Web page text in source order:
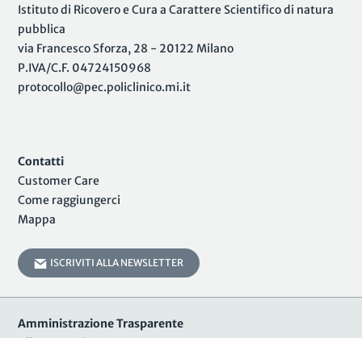
Istituto di Ricovero e Cura a Carattere Scientifico di natura
pubblica
via Francesco Sforza, 28 - 20122 Milano
P.IVA/C.F. 04724150968
protocollo@pec.policlinico.mi.it
Contatti
Customer Care
Come raggiungerci
Mappa
ISCRIVITI ALLA NEWSLETTER
Amministrazione Trasparente